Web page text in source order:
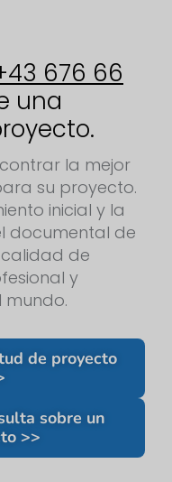
676 66
una
la mejor
su proyecto.
inicial y la
documental de
de
y
mundo.
de proyecto
sobre un
>>